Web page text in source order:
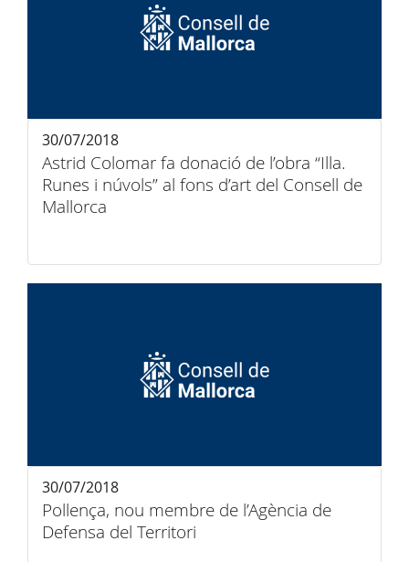
Astrid Colomar fa donació de l’obra “Illa.
Runes i núvols” al fons d’art del Consell de
Mallorca
30/07/2018
Pollença, nou membre de l’Agència de
Defensa del Territori
30/07/2018